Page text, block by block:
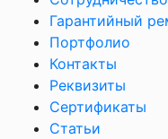
Гарантийный
Портфолио
Контакты
Реквизиты
Сертификаты
Статьи